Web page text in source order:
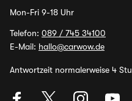
Mon-Fri 9-18 Uhr
Telefon: 089 / 745 34100
E-Mail: hallo@carwow.de
Antwortzeit normalerweise 4